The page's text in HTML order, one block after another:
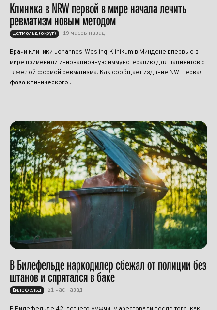
Клиника в NRW первой в мире начала лечить
ревматизм новым методом
Детмольд (округ) 19 часов назад
Врачи клиники Johannes-Wesling-Klinikum в Миндене впервые в
мире применили инновационную иммунотерапию для пациентов с
тяжёлой формой ревматизма. Как сообщает издание NW, первая
фаза клинического...
В Билефельде наркодилер сбежал от полиции без
штанов и спрятался в баке
Билефельд 21 час назад